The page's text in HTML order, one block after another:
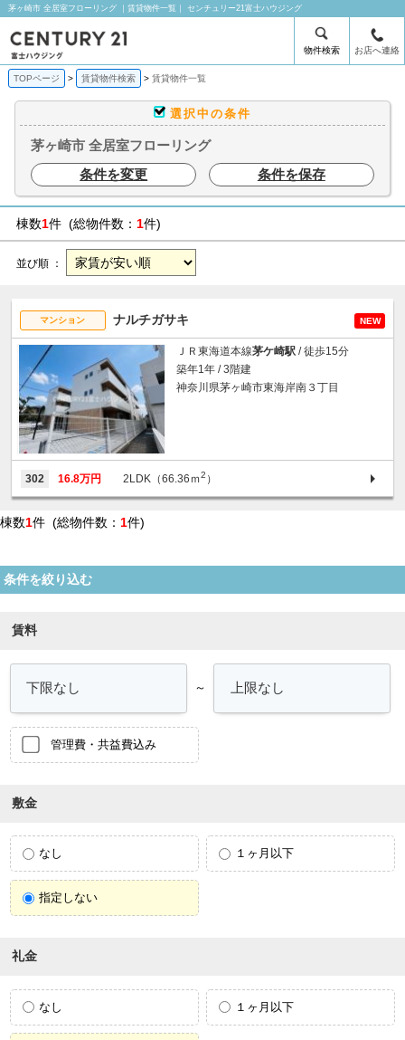
茅ヶ崎市 全居室フローリング ｜賃貸物件一覧｜ センチュリー21富士ハウジング
物件検索 お店へ連絡
TOPページ 賃貸物件検索 賃貸物件一覧
選択中の条件
茅ヶ崎市 全居室フローリング
条件を変更
条件を保存
棟数1件 (総物件数： 1件)
並び順 ：
マンション ナルチガサキ NEW
ＪＲ東海道本線茅ケ崎駅 / 徒歩15分
築年1年 / 3階建
神奈川県茅ヶ崎市東海岸南３丁目
302 16.8万円 2LDK（66.36ｍ2 ）
棟数1件 (総物件数： 1件)
条件を絞り込む
賃料
～
管理費・共益費込み
敷金
なし １ヶ月以下
指定しない
礼金
なし １ヶ月以下